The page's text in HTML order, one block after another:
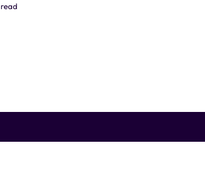
fora de estudos clínicos
read